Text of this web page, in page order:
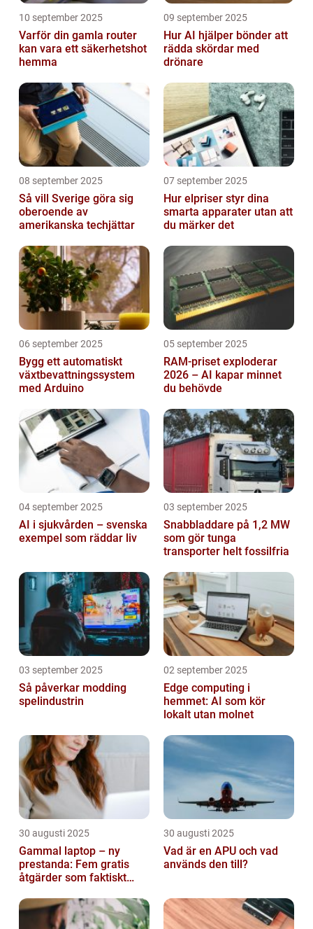
10 september 2025
Varför din gamla router
kan vara ett säkerhetshot
hemma
09 september 2025
Hur AI hjälper bönder att
rädda skördar med
drönare
08 september 2025
Så vill Sverige göra sig
oberoende av
amerikanska techjättar
07 september 2025
Hur elpriser styr dina
smarta apparater utan att
du märker det
06 september 2025
Bygg ett automatiskt
växtbevattningssystem
med Arduino
05 september 2025
RAM-priset exploderar
2026 – AI kapar minnet
du behövde
04 september 2025
AI i sjukvården – svenska
exempel som räddar liv
03 september 2025
Snabbladdare på 1,2 MW
som gör tunga
transporter helt fossilfria
03 september 2025
Så påverkar modding
spelindustrin
02 september 2025
Edge computing i
hemmet: AI som kör
lokalt utan molnet
30 augusti 2025
Gammal laptop – ny
prestanda: Fem gratis
åtgärder som faktiskt
30 augusti 2025
Vad är en APU och vad
används den till?